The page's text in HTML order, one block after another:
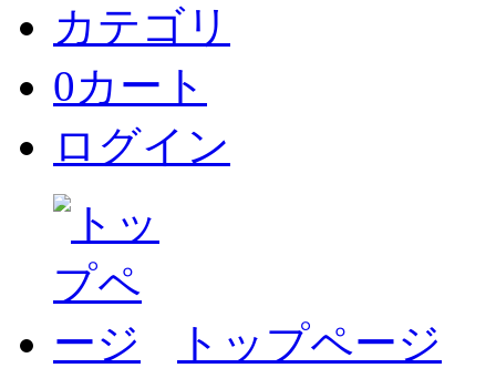
カテゴリ
0カート
ログイン
トップページ